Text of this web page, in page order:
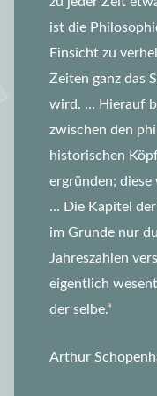
ist die
Einsicht zu
Zeiten ganz das
wird. … Hierauf
zwischen den
historischen
ergründen; diese
… Die Kapitel
im Grunde nur
Jahreszahlen
eigentlich
der selbe.“
Arthur